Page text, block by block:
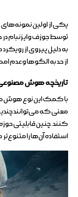
به دلیل پیروی از
از حد به الگوها و عدم
تاریخچه هوش
با کمک این نوع هوش
معنی که می‌توانند
کنند. چنین قابلیتی
استفاده آن‌ها را